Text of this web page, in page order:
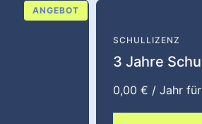
ANGEBOT
SCHULLIZENZ
3 Jahre
0,00 € / Jahr